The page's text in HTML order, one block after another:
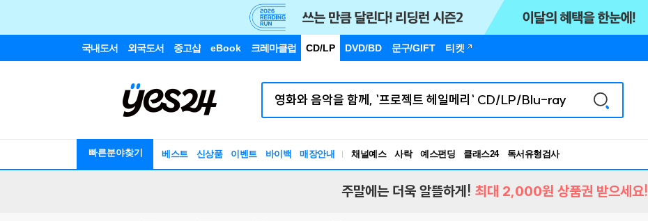
국내도서 외국도서 중고샵 eBook 크레마클럽 CD/LP DVD/BD 문구/GIFT 티켓
빠른분야찾기 베스트 신상품 이벤트 바이백 매장안내 채널예스 사락 예스펀딩 클래스24
독서유형검사
RBTI Lab
주말에는 더욱 알뜰하게! 최대 2,000원 상품권 받으세요!